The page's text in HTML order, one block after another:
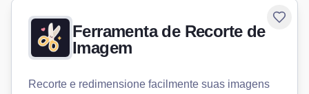
Ferramenta de Recorte de
Imagem
Recorte e redimensione facilmente suas imagens